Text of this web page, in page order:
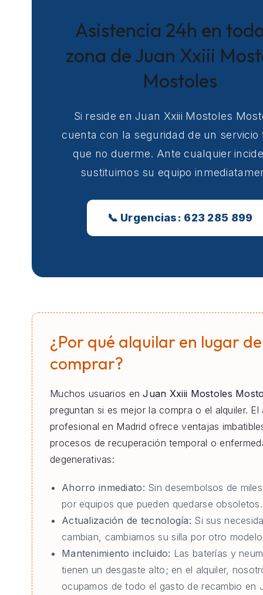
Asistencia 24h en
zona de Juan Xxiii
Mostoles
Si reside en Juan Xxiii Mostoles
cuenta con la seguridad de un servicio
que no duerme. Ante cualquier
sustituimos su equipo
📞 Urgencias: 623 285 899
¿Por qué alquilar en lugar de
comprar?
Muchos usuarios enJuan Xxiii Mostoles
preguntan si es mejor la compra o el alquiler. El
profesional en Madrid ofrece ventajas
procesos de recuperación temporal o
degenerativas:
Ahorro inmediato: Sin desembolsos de
por equipos que pueden quedarse obsoletos.
Actualización de tecnología: Si sus
cambian, cambiamos su silla por otro
Mantenimiento incluido: Las baterías y
tienen un desgaste alto; en el alquiler,
ocupamos de todo el gasto de recambio en